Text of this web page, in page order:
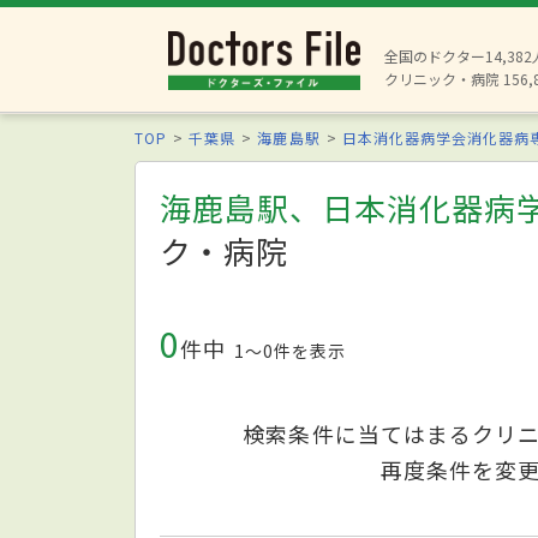
全国のドクター14,382
クリニック・病院
TOP 千葉県 海鹿島駅 日本消化器病学会消化器病
海鹿島駅、日本消化器病
ク・病院
0件中 1〜0件を表示
検索条件に当てはまるクリ
再度条件を変